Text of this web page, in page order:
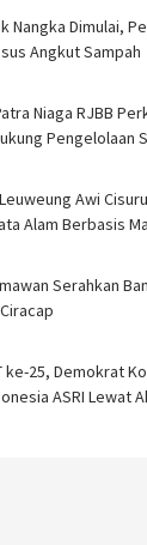
Nangka Dimulai,
Angkut Sampah
Niaga RJBB
Pengelolaan
Awi
Alam Berbasis
Serahkan
ke-25, Demokrat
ASRI Lewat